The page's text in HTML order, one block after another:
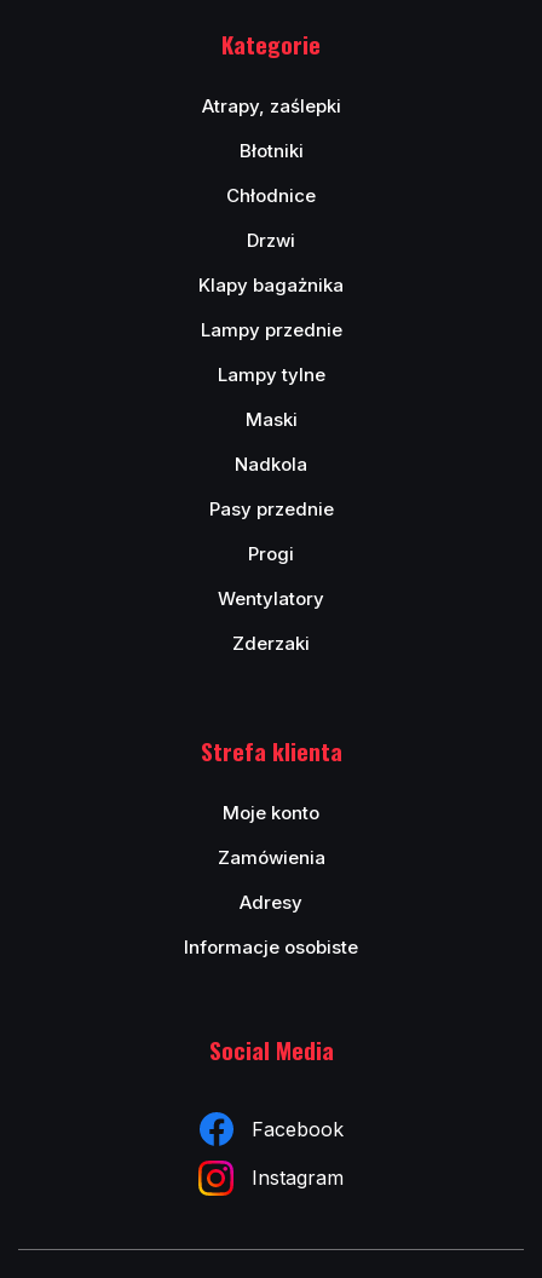
Kategorie
Atrapy, zaślepki
Błotniki
Chłodnice
Drzwi
Klapy bagażnika
Lampy przednie
Lampy tylne
Maski
Nadkola
Pasy przednie
Progi
Wentylatory
Zderzaki
Strefa klienta
Moje konto
Zamówienia
Adresy
Informacje osobiste
Social Media
Facebook
Instagram